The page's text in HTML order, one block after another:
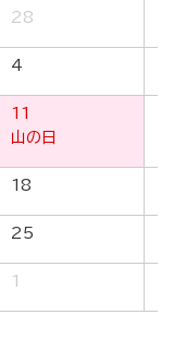
28
4
11
山の日
18
25
1